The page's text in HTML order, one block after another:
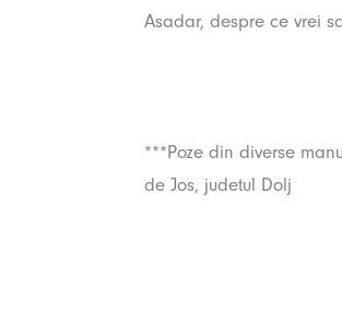
Asadar, despre ce vrei
***Poze din diverse
de Jos, judetul Dolj